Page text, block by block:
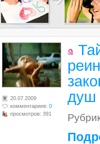
20.07.2009
комментариев: 0
просмотров: 391
душ